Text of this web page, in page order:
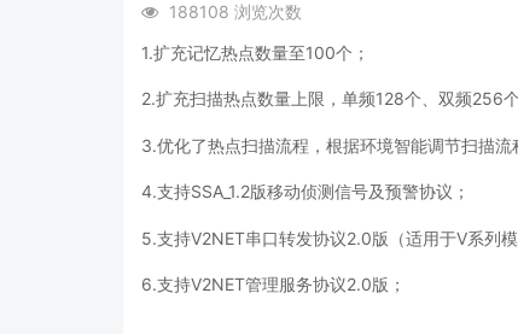
188108 浏览次数
1.扩充记忆热点数量至100个；
2.扩充扫描热点数量上限，单频128个、双频256个
3.优化了热点扫描流程，根据环境智能调节扫描
4.支持SSA_1.2版移动侦测信号及预警协议；
5.支持V2NET串口转发协议2.0版（适用于V系列模
6.支持V2NET管理服务协议2.0版；